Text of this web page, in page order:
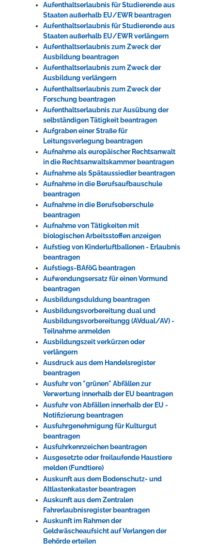
Aufenthaltserlaubnis für Studierende aus
Staaten außerhalb EU/EWR beantragen
Aufenthaltserlaubnis für Studierende aus
Staaten außerhalb EU/EWR verlängern
Aufenthaltserlaubnis zum Zweck der
Ausbildung beantragen
Aufenthaltserlaubnis zum Zweck der
Ausbildung verlängern
Aufenthaltserlaubnis zum Zweck der
Forschung beantragen
Aufenthaltserlaubnis zur Ausübung der
selbständigen Tätigkeit beantragen
Aufgraben einer Straße für
Leitungsverlegung beantragen
Aufnahme als europäischer Rechtsanwalt
in die Rechtsanwaltskammer beantragen
Aufnahme als Spätaussiedler beantragen
Aufnahme in die Berufsaufbauschule
beantragen
Aufnahme in die Berufsoberschule
beantragen
Aufnahme von Tätigkeiten mit
biologischen Arbeitsstoffen anzeigen
Aufstieg von Kinderluftballonen - Erlaubnis
beantragen
Aufstiegs-BAföG beantragen
Aufwendungsersatz für einen Vormund
beantragen
Ausbildungsduldung beantragen
Ausbildungsvorbereitung dual und
Ausbildungsvorbereitungg (AVdual/AV) -
Teilnahme anmelden
Ausbildungszeit verkürzen oder
verlängern
Ausdruck aus dem Handelsregister
beantragen
Ausfuhr von "grünen" Abfällen zur
Verwertung innerhalb der EU beantragen
Ausfuhr von Abfällen innerhalb der EU -
Notifizierung beantragen
Ausfuhrgenehmigung für Kulturgut
beantragen
Ausfuhrkennzeichen beantragen
Ausgesetzte oder freilaufende Haustiere
melden (Fundtiere)
Auskunft aus dem Bodenschutz- und
Altlastenkataster beantragen
Auskunft aus dem Zentralen
Fahrerlaubnisregister beantragen
Auskunft im Rahmen der
Geldwäscheaufsicht auf Verlangen der
Behörde erteilen